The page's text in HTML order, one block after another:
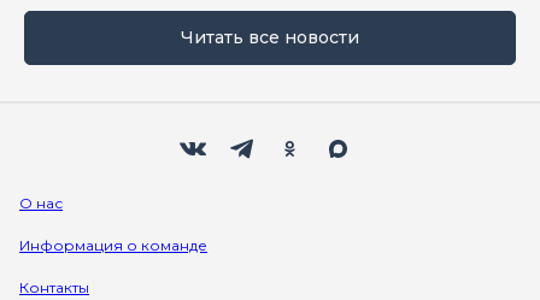
Читать все новости
О нас
Информация о команде
Контакты